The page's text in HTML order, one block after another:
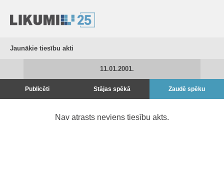
Jaunākie tiesību akti
11.01.2001.
Publicēti Stājas spēkā Zaudē spēku
Nav atrasts neviens tiesību akts.